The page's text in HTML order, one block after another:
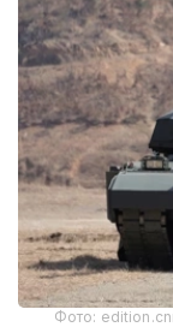
Фото: